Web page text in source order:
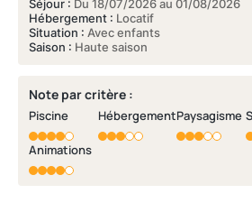
Séjour : Du 18/07/2026 au 01/08/2026
Hébergement : Locatif
Situation : Avec enfants
Saison : Haute saison
Note par critère :
Piscine Hébergement Paysagisme
Animations